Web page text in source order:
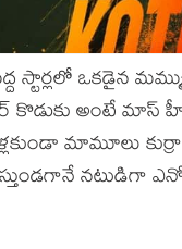
ఒకడైన
కొడుకు అంటే మాస్
మామూలు
నటుడిగా